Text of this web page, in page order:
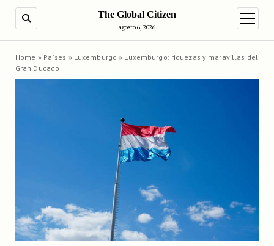
The Global Citizen
agosto 6, 2026
abrir
Home » Países » Luxemburgo » Luxemburgo: riquezas y maravillas del
Gran Ducado